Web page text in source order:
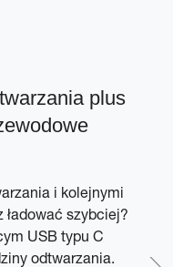
plus
i kolejnymi
ładować szybciej?
USB typu C
odtwarzania.